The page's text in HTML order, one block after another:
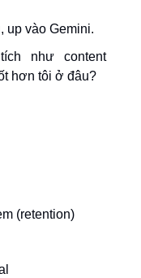
, up vào Gemini.
như content
hơn tôi ở đâu?
(retention)